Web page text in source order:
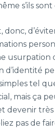
s’ils
donc,
usurpation
d’identité
tel
mais ça
devenir
pas de